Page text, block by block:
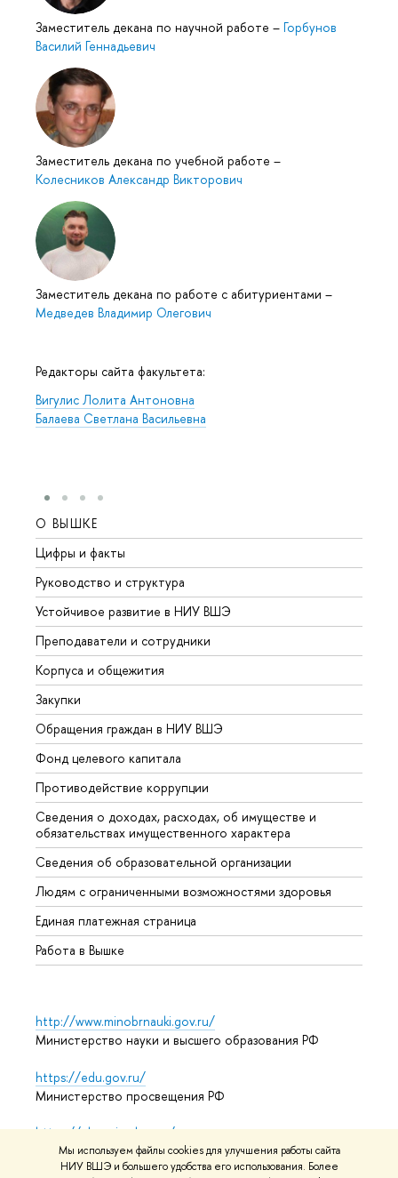
Мы используем файлы cookies для улучшения работы сайта
НИУ ВШЭ и большего удобства его использования. Более
Заместитель декана по научной работе – Горбунов
Василий Геннадьевич
Заместитель декана по учебной работе –
Колесников Александр Викторович
Заместитель декана по работе с абитуриентами –
Медведев Владимир Олегович
Редакторы сайта факультета:
Вигулис Лолита Антоновна
Балаева Светлана Васильевна
О ВЫШКЕ
Цифры и факты
Руководство и структура
Устойчивое развитие в НИУ ВШЭ
Преподаватели и сотрудники
Корпуса и общежития
Закупки
Обращения граждан в НИУ ВШЭ
Фонд целевого капитала
Противодействие коррупции
Сведения о доходах, расходах, об имуществе и
обязательствах имущественного характера
Сведения об образовательной организации
Людям с ограниченными возможностями здоровья
Единая платежная страница
Работа в Вышке
http://www.minobrnauki.gov.ru/
Министерство науки и высшего образования РФ
https://edu.gov.ru/
Министерство просвещения РФ
https://elearning.hse.ru/mooc
Массовые открытые онлайн-курсы